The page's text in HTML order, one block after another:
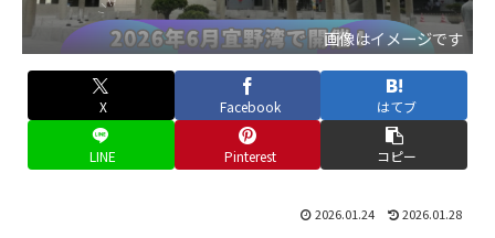
画像はイメージです
X Facebook はてブ
LINE Pinterest コピー
2026.01.24 2026.01.28